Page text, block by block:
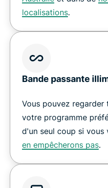
localisations.
Bande passante
Vous pouvez regarder
votre programme
d'un seul coup si vous
en empêcherons pas.